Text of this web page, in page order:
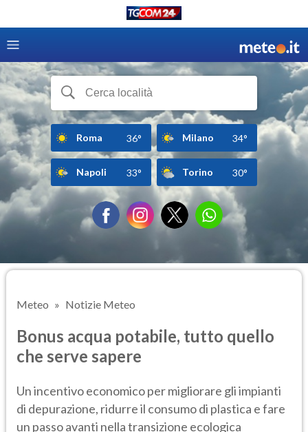
Roma 36° Milano 34°
Napoli 33° Torino 30°
Meteo Notizie Meteo
Bonus acqua potabile, tutto quello
che serve sapere
Un incentivo economico per migliorare gli impianti
di depurazione, ridurre il consumo di plastica e fare
un passo avanti nella transizione ecologica